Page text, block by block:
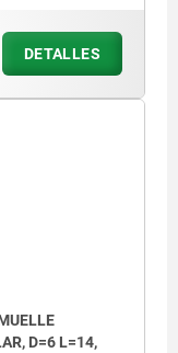
DETALLES
D=6 L=14,